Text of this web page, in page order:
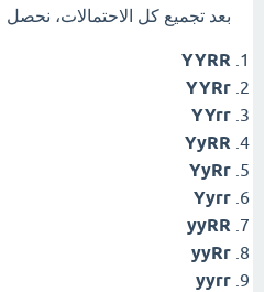
بعد تجميع كل الاحتمالات، نحصل
YYRR
YYRr
YYrr
YyRR
YyRr
Yyrr
yyRR
yyRr
yyrr